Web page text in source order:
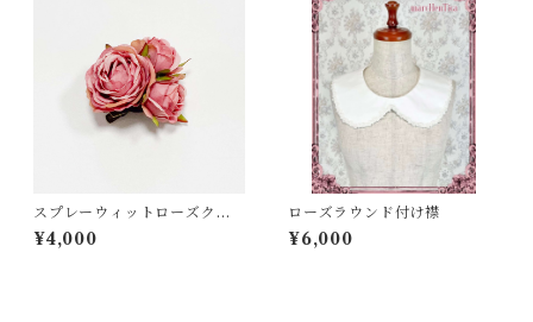
スプレーウィットローズクリ
ップ＆コサージュ
¥4,000
ローズラウンド付け襟
¥6,000